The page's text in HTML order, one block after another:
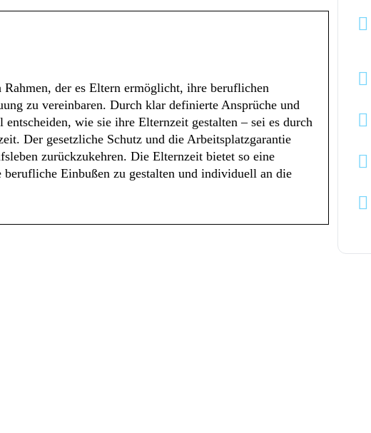
der es Eltern ermöglicht, ihre beruflichen
zu vereinbaren. Durch klar definierte Ansprüche und
wie sie ihre Elternzeit gestalten – sei es durch
Der gesetzliche Schutz und die Arbeitsplatzgarantie
zurückzukehren. Die Elternzeit bietet so eine
Einbußen zu gestalten und individuell an die